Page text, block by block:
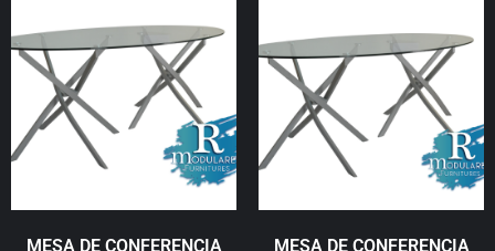
MESA DE CONFERENCIA
MESA DE CONFERENCIA